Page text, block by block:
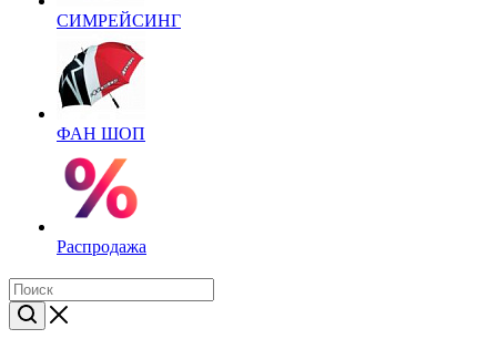
СИМРЕЙСИНГ
ФАН ШОП
Распродажа